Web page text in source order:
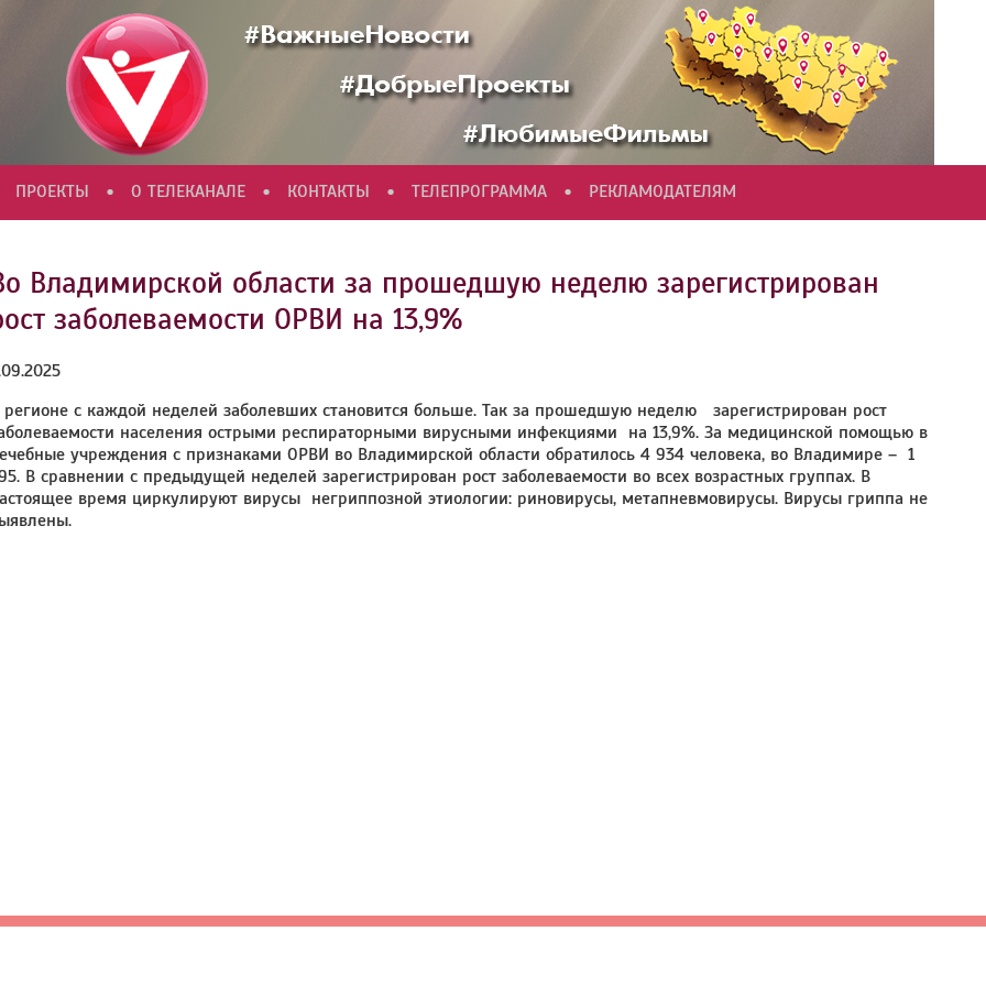
ПРОЕКТЫ • О ТЕЛЕКАНАЛЕ • КОНТАКТЫ • ТЕЛЕПРОГРАММА • РЕКЛАМОДАТЕЛЯМ
Владимирской области за прошедшую неделю зарегистрирован
заболеваемости ОРВИ на 13,9%
с каждой неделей заболевших становится больше. Так за прошедшую неделю зарегистрирован рост
населения острыми респираторными вирусными инфекциями на 13,9%. За медицинской помощью в
учреждения с признаками ОРВИ во Владимирской области обратилось 4 934 человека, во Владимире – 1
В сравнении с предыдущей неделей зарегистрирован рост заболеваемости во всех возрастных группах. В
время циркулируют вирусы негриппозной этиологии: риновирусы, метапневмовирусы. Вирусы гриппа не